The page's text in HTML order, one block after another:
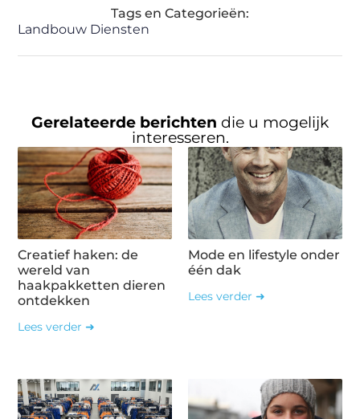
Tags en Categorieën:
Landbouw Diensten
Gerelateerde berichten die u mogelijk
interesseren.
Creatief haken: de
wereld van
haakpakketten dieren
ontdekken
Lees verder ➜
Mode en lifestyle onder
één dak
Lees verder ➜